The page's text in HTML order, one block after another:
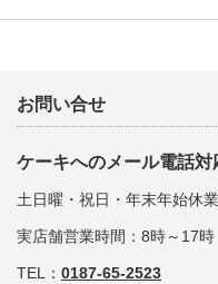
お問い合せ
ケーキへのメール電話
土日曜・祝日・年末年始休業
実店舗営業時間：8時～17時
TEL： 0187-65-2523